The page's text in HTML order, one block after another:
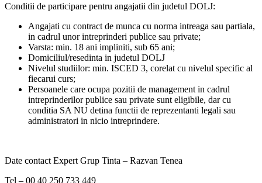
Conditii de participare pentru angajatii din judetul DOLJ:
Angajati cu contract de munca cu norma intreaga sau partiala,
in cadrul unor intreprinderi publice sau private;
Varsta: min. 18 ani impliniti, sub 65 ani;
Domiciliul/resedinta in judetul DOLJ
Nivelul studiilor: min. ISCED 3, corelat cu nivelul specific al
fiecarui curs;
Persoanele care ocupa pozitii de management in cadrul
intreprinderilor publice sau private sunt eligibile, dar cu
conditia SA NU detina functii de reprezentanti legali sau
administratori in nicio intreprindere.
Date contact Expert Grup Tinta – Razvan Tenea
Tel – 00 40 250 733 449